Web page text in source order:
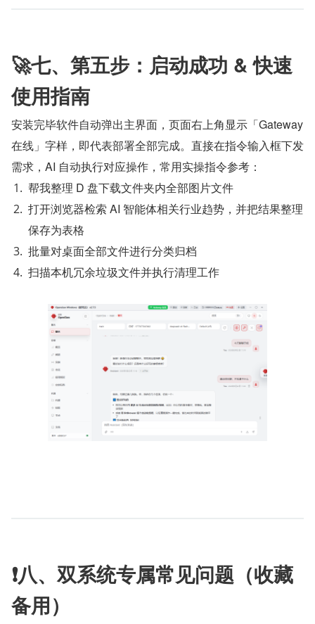
🚀七、第五步：启动成功 & 快速
使用指南
安装完毕软件自动弹出主界面，页面右上角显示「Gateway
在线」字样，即代表部署全部完成。直接在指令输入框下发
需求，AI 自动执行对应操作，常用实操指令参考：
帮我整理 D 盘下载文件夹内全部图片文件
打开浏览器检索 AI 智能体相关行业趋势，并把结果整理
保存为表格
批量对桌面全部文件进行分类归档
扫描本机冗余垃圾文件并执行清理工作
❗八、双系统专属常见问题（收藏
备用）